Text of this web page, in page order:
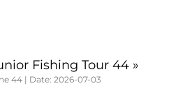
Fishing Tour 44 »
44 Date: 2026-07-03